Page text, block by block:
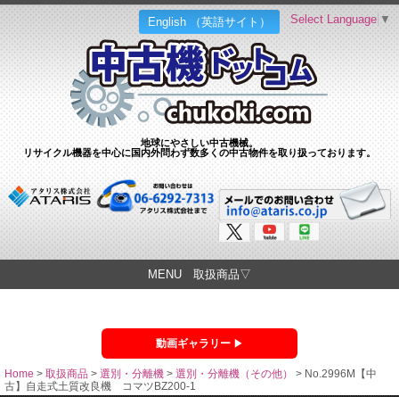
English （英語サイト）
地球にやさしい中古機械。
リサイクル機器を中心に国内外問わず数多くの中古物件を取り扱っております。
Select Language ▼
MENU 取扱商品▽
動画ギャラリー
Home > 取扱商品 > 選別・分離機 > 選別・分離機（その他） > No.2996M【中
古】自走式土質改良機 コマツBZ200-1